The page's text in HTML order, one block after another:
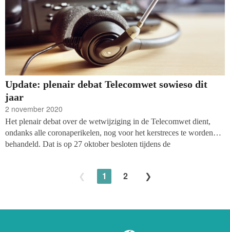
Update: plenair debat Telecomwet sowieso dit
jaar
2 november 2020
Het plenair debat over de wetwijziging in de Telecomwet dient,
ondanks alle coronaperikelen, nog voor het kerstreces te worden
behandeld. Dat is op 27 oktober besloten tijdens de
1 2